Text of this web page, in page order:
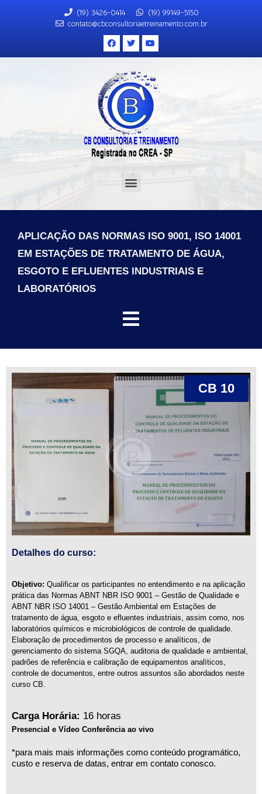
(19) 3426-0414
(19) 99149-5150
contato@cbconsultoriaetreinamento.com.br
APLICAÇÃO DAS NORMAS ISO 9001, ISO 14001
EM ESTAÇÕES DE TRATAMENTO DE ÁGUA,
ESGOTO E EFLUENTES INDUSTRIAIS E
LABORATÓRIOS
Detalhes do curso:
Objetivo: Qualificar os participantes no entendimento e na aplicação
prática das Normas ABNT NBR ISO 9001 – Gestão de Qualidade e
ABNT NBR ISO 14001 – Gestão Ambiental em Estações de
tratamento de água, esgoto e efluentes industriais, assim como, nos
laboratórios químicos e microbiológicos de controle de qualidade.
Elaboração de procedimentos de processo e analíticos, de
gerenciamento do sistema SGQA, auditoria de qualidade e ambiental,
padrões de referência e calibração de equipamentos analíticos,
controle de documentos, entre outros assuntos são abordados neste
curso CB.
Carga Horária: 16 horas
Presencial e Vídeo Conferência ao vivo
*para mais mais informações como conteúdo programático,
custo e reserva de datas, entrar em contato conosco.
CB 10